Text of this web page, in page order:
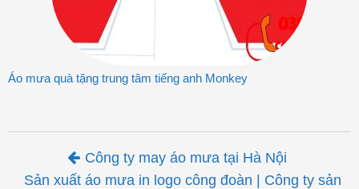
Áo mưa quà tặng trung tâm tiếng anh Monkey
Post navigation
Công ty may áo mưa tại Hà Nội
Sản xuất áo mưa in logo công đoàn | Công ty sản